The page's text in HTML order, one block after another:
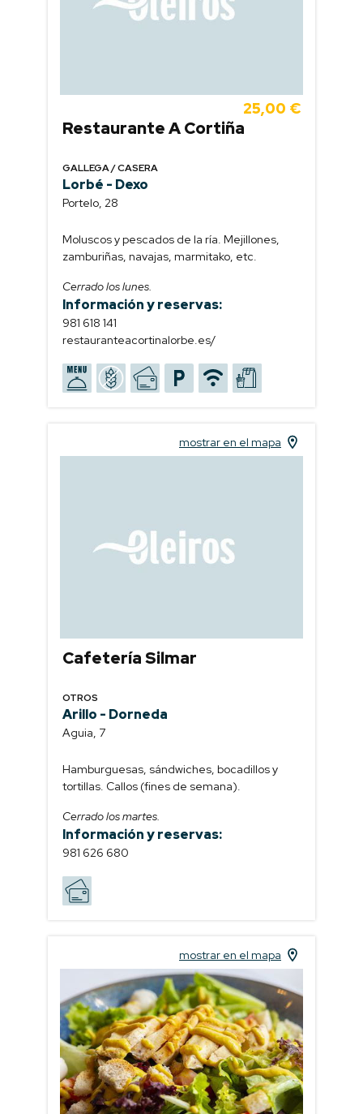
25,00 €
Restaurante A Cortiña
GALLEGA / CASERA
Lorbé - Dexo
Portelo, 28
Moluscos y pescados de la ría. Mejillones,
zamburiñas, navajas, marmitako, etc.
Cerrado los lunes.
Información y reservas:
981 618 141
restauranteacortinalorbe.es/
Cafetería Silmar
OTROS
Arillo - Dorneda
Aguia, 7
Hamburguesas, sándwiches, bocadillos y
tortillas. Callos (fines de semana).
Cerrado los martes.
Información y reservas:
981 626 680
mostrar en el mapa
mostrar en el mapa